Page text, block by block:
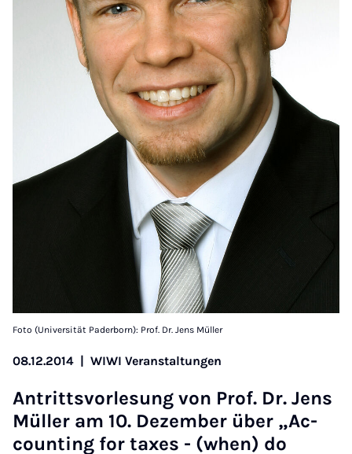
Foto (Universität Paderborn): Prof. Dr. Jens Müller
08.12.2014 WIWI Veranstaltungen
An­tritt­s­vor­le­sung von Prof. Dr. Jens
Müller am 10. Dezem­ber über „Ac­
count­ing for taxes - (when) do